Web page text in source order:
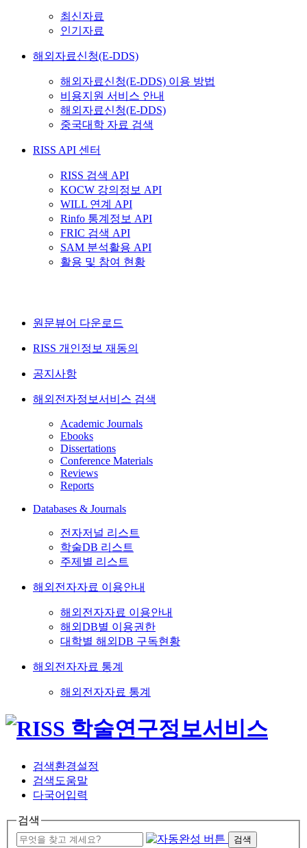
최신자료
인기자료
해외자료신청(E-DDS)
해외자료신청(E-DDS) 이용 방법
비용지원 서비스 안내
해외자료신청(E-DDS)
중국대학 자료 검색
RISS API 센터
RISS 검색 API
KOCW 강의정보 API
WILL 연계 API
Rinfo 통계정보 API
FRIC 검색 API
SAM 분석활용 API
활용 및 참여 현황
원문뷰어 다운로드
RISS 개인정보 재동의
공지사항
해외전자정보서비스 검색
Academic Journals
Ebooks
Dissertations
Conference Materials
Reviews
Reports
Databases & Journals
전자저널 리스트
학술DB 리스트
주제별 리스트
해외전자자료 이용안내
해외전자자료 이용안내
해외DB별 이용권한
대학별 해외DB 구독현황
해외전자자료 통계
해외전자자료 통계
검색환경설정
검색도움말
다국어입력
검색
검색